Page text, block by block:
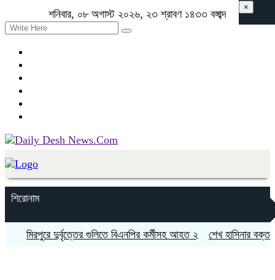
শনিবার, ০৮ অগাস্ট ২০২৬, ২৩ শ্রাবণ ১৪৩৩ বঙ্গাব্দ
শিরোনাম
মিরপুরে দুর্বৃত্তের গুলিতে বিএনপির কর্মীসহ আহত ২ শেখ হাসিনার বক্তব্যে
×